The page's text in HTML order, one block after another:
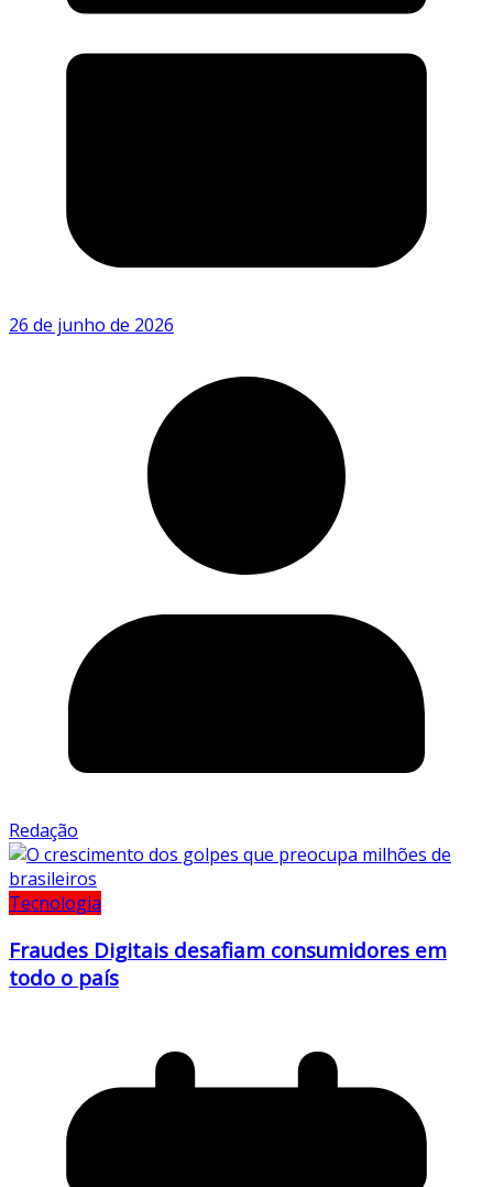
26 de junho de 2026
Redação
Tecnologia
Fraudes Digitais desafiam consumidores em
todo o país